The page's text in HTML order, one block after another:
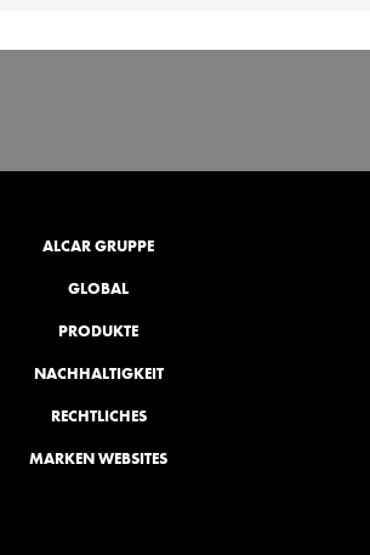
ALCAR GRUPPE
GLOBAL
PRODUKTE
NACHHALTIGKEIT
RECHTLICHES
MARKEN WEBSITES